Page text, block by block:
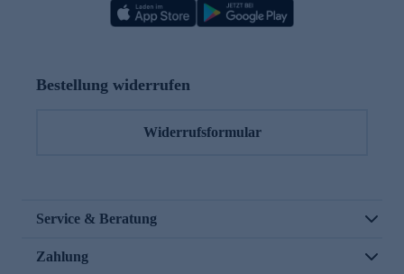
Bestellung widerrufen
Widerrufsformular
Service & Beratung
Zahlung